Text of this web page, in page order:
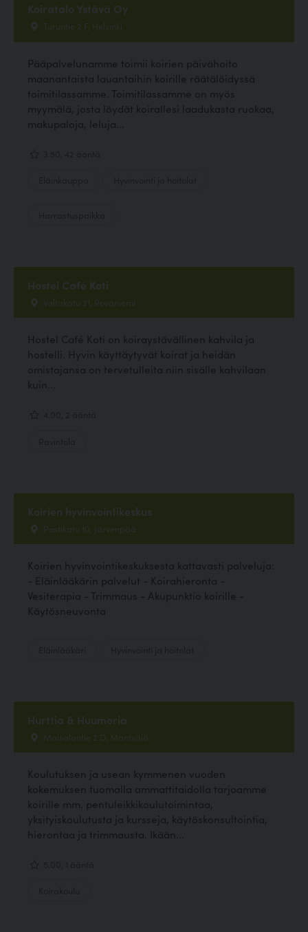
Koiratalo Ystävä Oy
Turuntie 2 F, Helsinki
Pääpalvelunamme toimii koirien päivähoito
maanantaista lauantaihin koirille räätälöidyssä
toimitilassamme. Toimitilassamme on myös
myymälä, josta löydät koirallesi laadukasta ruokaa,
makupaloja, leluja...
Hostel Café Koti
Valtakatu 21, Rovaniemi
Hostel Café Koti on koiraystävällinen kahvila ja
hostelli. Hyvin käyttäytyvät koirat ja heidän
omistajansa on tervetulleita niin sisälle kahvilaan
kuin...
Koirien hyvinvointikeskus
Postikatu 10, Järvenpää
Koirien hyvinvointikeskuksesta kattavasti palveluja:
- Eläinlääkärin palvelut - Koirahieronta -
Vesiterapia - Trimmaus - Akupunktio koirille -
Käytösneuvonta
Hurttia & Huumoria
Maisalantie 2 D, Mäntsälä
Koulutuksen ja usean kymmenen vuoden
kokemuksen tuomalla ammattitaidolla tarjoamme
koirille mm. pentuleikkikoulutoimintaa,
yksityiskoulutusta ja kursseja, käytöskonsultointia,
hierontaa ja trimmausta. Ikään...